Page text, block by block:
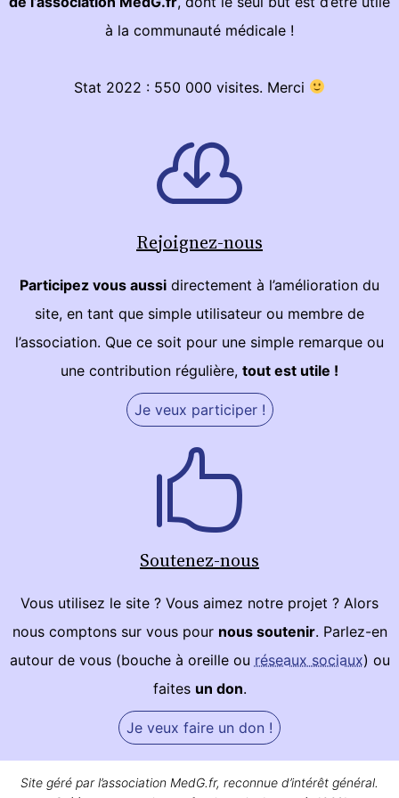
à la communauté médicale !
Stat 2022 : 550 000 visites. Merci
Rejoignez-nous
Participez vous aussi directement à l’amélioration du
site, en tant que simple utilisateur ou membre de
l’association. Que ce soit pour une simple remarque ou
une contribution régulière, tout est utile !
Je veux participer !
Soutenez-nous
Vous utilisez le site ? Vous aimez notre projet ? Alors
nous comptons sur vous pour nous soutenir. Parlez-en
autour de vous (bouche à oreille ou réseaux sociaux) ou
faites un don.
Je veux faire un don !
Site géré par l’association MedG.fr, reconnue d’intérêt général.